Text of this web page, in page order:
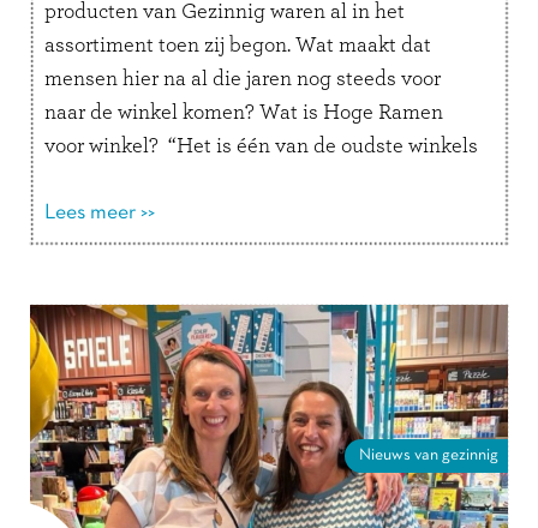
producten van Gezinnig waren al in het
assortiment toen zij begon. Wat maakt dat
mensen hier na al die jaren nog steeds voor
naar de winkel komen? Wat is Hoge Ramen
voor winkel? “Het is één van de oudste winkels
Lees meer >>
Nieuws van gezinnig